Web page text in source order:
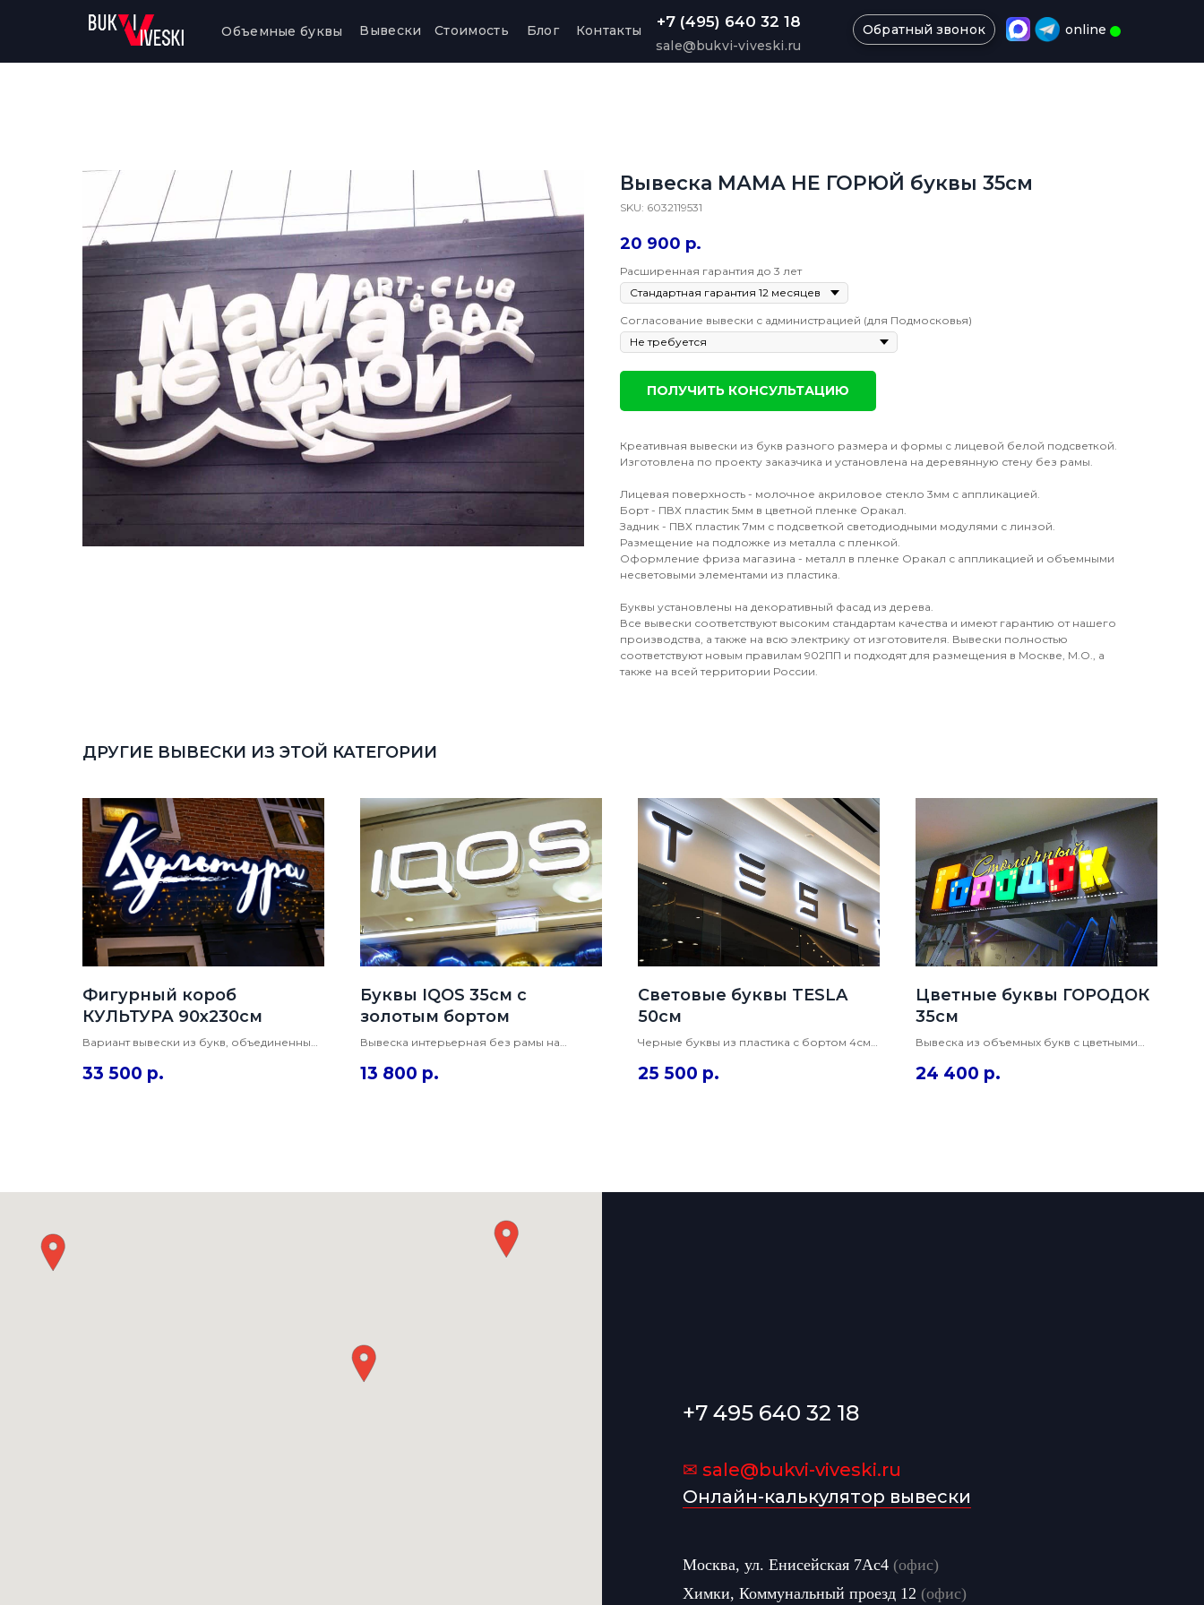
Обратный звонок
Объемные буквы Вывески Стоимость Блог Контакты +7 (495) 640 32 18
sale@bukvi-viveski.ru
online
Вывеска МАМА НЕ ГОРЮЙ буквы 35см
SKU: 6032119531
20 900 р.
Расширенная гарантия до 3 лет
Согласование вывески с администрацией (для Подмосковья)
ПОЛУЧИТЬ КОНСУЛЬТАЦИЮ
Креативная вывески из букв разного размера и формы с лицевой белой подсветкой.
Изготовлена по проекту заказчика и установлена на деревянную стену без рамы.
Лицевая поверхность - молочное акриловое стекло 3мм с аппликацией.
Борт - ПВХ пластик 5мм в цветной пленке Оракал.
Задник - ПВХ пластик 7мм с подсветкой светодиодными модулями с линзой.
Размещение на подложке из металла с пленкой.
Оформление фриза магазина - металл в пленке Оракал с аппликацией и объемными
несветовыми элементами из пластика.
Буквы установлены на декоративный фасад из дерева.
Все вывески соответствуют высоким стандартам качества и имеют гарантию от нашего
производства, а также на всю электрику от изготовителя. Вывески полностью
соответствуют новым правилам 902ПП и подходят для размещения в Москве, М.О., а
также на всей территории России.
ДРУГИЕ ВЫВЕСКИ ИЗ ЭТОЙ КАТЕГОРИИ
Фигурный короб
КУЛЬТУРА 90х230см
Вариант вывески из букв, объединенный
Такой вариант отлично подойдет для
33 500 р.
Буквы IQOS 35см с
золотым бортом
Вывеска интерьерная без рамы на
бортом из пластика ПВХ. Имеют лицевую
13 800 р.
Световые буквы TESLA
50см
Черные буквы из пластика с бортом 4см
центра и имеют заднюю светодиодную
25 500 р.
Цветные буквы ГОРОДОК
35см
Вывеска из объемных букв с цветными
Оклеены в пленки по 8500 каталогу
24 400 р.
+7 495 640 32 18
✉ sale@bukvi-viveski.ru
Онлайн-калькулятор вывески
Москва, ул. Енисейская 7Ас4 (офис)
Химки, Коммунальный проезд 12 (офис)